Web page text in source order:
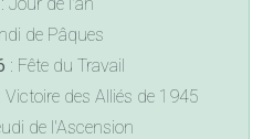
de Pâques
: Fête du Travail
: Victoire des Alliés de 1945
de l'Ascension